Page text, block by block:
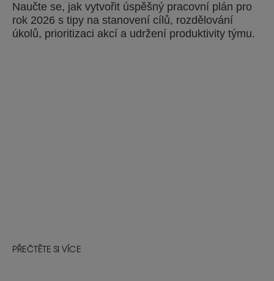
Naučte se, jak vytvořit úspěšný pracovní plán pro
rok 2026 s tipy na stanovení cílů, rozdělování
úkolů, prioritizaci akcí a udržení produktivity týmu.
PŘEČTĚTE SI VÍCE